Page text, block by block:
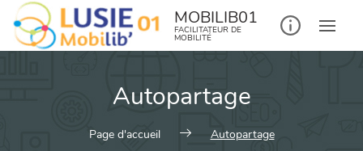
MOBILIB01
FACILITATEUR DE
MOBILITÉ
Autopartage
Page d'accueil Autopartage